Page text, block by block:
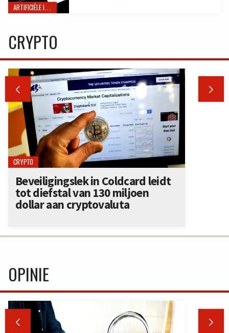
ARTIFICIËLE INTELLIGENTIE
CRYPTO
 
CRYPTO
Beveiligingslek in Coldcard leidt
tot diefstal van 130 miljoen
dollar aan cryptovaluta
OPINIE
 